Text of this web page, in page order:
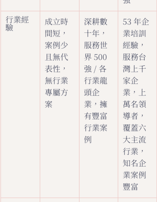
行業經
驗
成立時
間短，
案例少
且無代
表性，
無行業
專屬方
案
深耕數
十年，
服務世
界 500
強 / 各
行業龍
頭企
業，擁
有豐富
行業案
例
53 年企
業培訓
經驗，
服務台
灣上千
家企
業，上
萬名領
導者，
覆蓋六
大主流
行業，
知名企
業案例
豐富